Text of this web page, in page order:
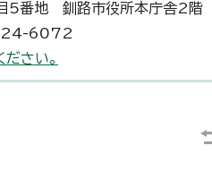
番地 釧路市役所本庁舎2階
24-6072
さい。